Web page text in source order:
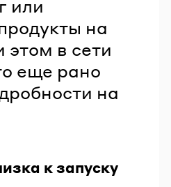
или
на
этом в сети
еще рано
на
к запуску